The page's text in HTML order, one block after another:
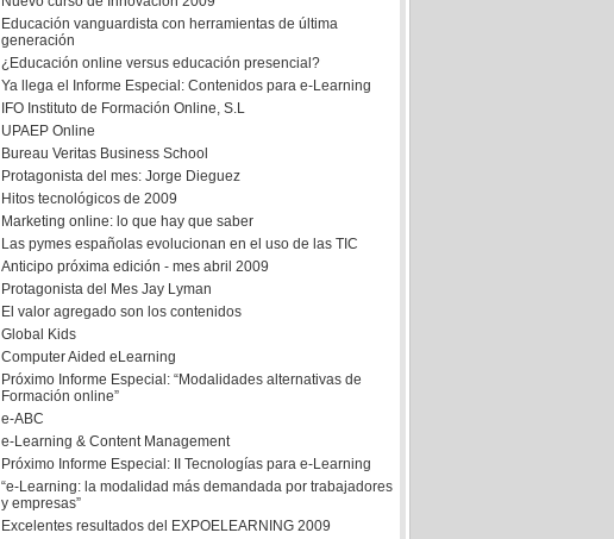
Educación vanguardista con herramientas de última
generación
¿Educación online versus educación presencial?
Ya llega el Informe Especial: Contenidos para e-Learning
IFO Instituto de Formación Online, S.L
UPAEP Online
Bureau Veritas Business School
Protagonista del mes: Jorge Dieguez
Hitos tecnológicos de 2009
Marketing online: lo que hay que saber
Las pymes españolas evolucionan en el uso de las TIC
Anticipo próxima edición - mes abril 2009
Protagonista del Mes Jay Lyman
El valor agregado son los contenidos
Global Kids
Computer Aided eLearning
Próximo Informe Especial: “Modalidades alternativas de
Formación online”
e-ABC
e-Learning & Content Management
Próximo Informe Especial: II Tecnologías para e-Learning
“e-Learning: la modalidad más demandada por trabajadores
y empresas”
Excelentes resultados del EXPOELEARNING 2009